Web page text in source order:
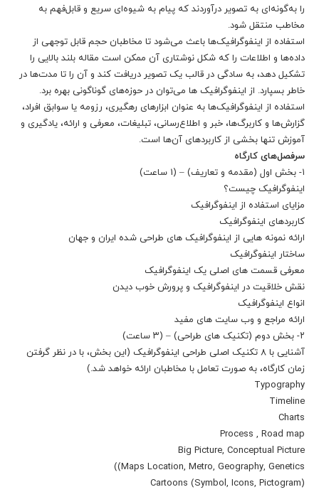
را به‌گونه‌ای به تصویر درآوردند که پیام به شیوه‌ای سریع و قابل‌فهم به
مخاطب منتقل شود.
استفاده از اینفوگرافیک‌ها باعث می‌شود تا مخاطبان حجم قابل توجهی از
داده‌ها و اطلاعات را که شکل نوشتاری آن ممکن است مقاله بلند بالایی را
تشکیل دهد، به سادگی در قالب یک تصویر دریافت کند و آن را تا مدت‌ها در
خاطر بسپارد. از اینفوگرافیک ها می‌توان در حوزه‌های گوناگونی بهره برد.
استفاده از اینفوگرافیک‌ها به عنوان ابزارهای رهگیری، رزومه یا سوابق افراد،
گزارش‌ها و کاربرگ‌ها، خبر و اطلاع‌رسانی، تبلیغات، معرفی و ارائه، یادگیری و
آموزش تنها بخشی از کاربردهای آن‌ها است.
سرفصل‌های کارگاه
۱- بخش اول (مقدمه و تعاریف) – (1 ساعت)
اینفوگرافیک چیست؟
مزایای استفاده از اینفوگرافیک
کاربردهای اینفوگرافیک
ارائه نمونه هایی از اینفوگرافیک های طراحی شده ایران و جهان
ساختار اینفوگرافیک
معرفی قسمت های اصلی یک اینفوگرافیک
نقش خلاقیت در اینفوگرافیک و پرورش خوب دیدن
انواع اینفوگرافیک
ارائه مراجع و وب سایت های مفید
۲- بخش دوم (تکنیک های طراحی) – (۳ ساعت)
آشنایی با ۸ تکنیک اصلی طراحی اینفوگرافیک (این بخش، با در نظر گرفتن
زمان کارگاه، به صورت تعامل با مخاطبان ارائه خواهد شد.)
Typography
Timeline
Charts
Process , Road map
Big Picture, Conceptual Picture
Maps Location, Metro, Geography, Genetics))
Cartoons (Symbol, Icons, Pictogram)